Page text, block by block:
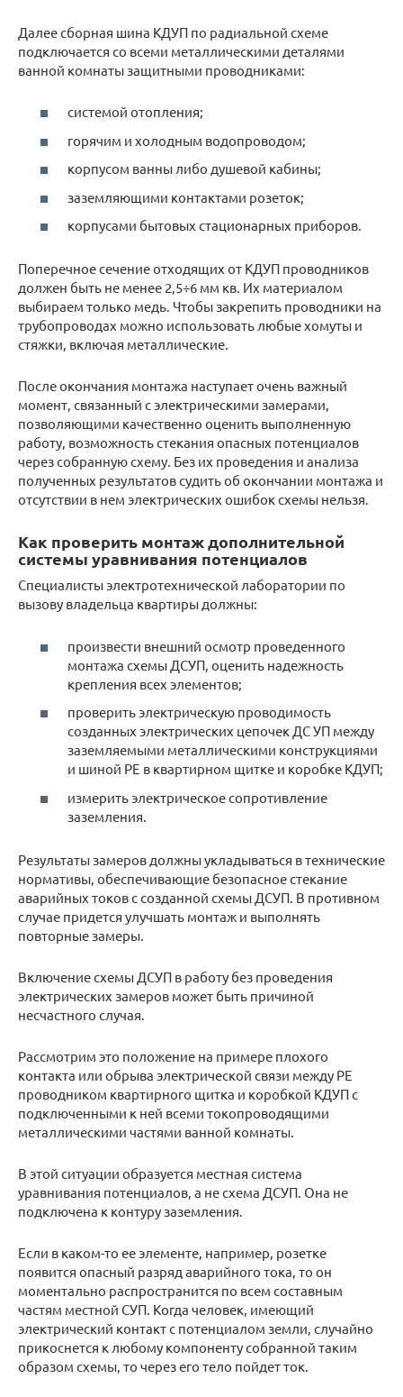
Далее сборная шина КДУП по радиальной схеме
подключается со всеми металлическими деталями
ванной комнаты защитными проводниками:
системой отопления;
горячим и холодным водопроводом;
корпусом ванны либо душевой кабины;
заземляющими контактами розеток;
корпусами бытовых стационарных приборов.
Поперечное сечение отходящих от КДУП проводников
должен быть не менее 2,5÷6 мм кв. Их материалом
выбираем только медь. Чтобы закрепить проводники на
трубопроводах можно использовать любые хомуты и
стяжки, включая металлические.
После окончания монтажа наступает очень важный
момент, связанный с электрическими замерами,
позволяющими качественно оценить выполненную
работу, возможность стекания опасных потенциалов
через собранную схему. Без их проведения и анализа
полученных результатов судить об окончании монтажа и
отсутствии в нем электрических ошибок схемы нельзя.
Как проверить монтаж дополнительной
системы уравнивания потенциалов
Специалисты электротехнической лаборатории по
вызову владельца квартиры должны:
произвести внешний осмотр проведенного
монтажа схемы ДСУП, оценить надежность
крепления всех элементов;
проверить электрическую проводимость
созданных электрических цепочек ДС УП между
заземляемыми металлическими конструкциями
и шиной РЕ в квартирном щитке и коробке КДУП;
измерить электрическое сопротивление
заземления.
Результаты замеров должны укладываться в технические
нормативы, обеспечивающие безопасное стекание
аварийных токов с созданной схемы ДСУП. В противном
случае придется улучшать монтаж и выполнять
повторные замеры.
Включение схемы ДСУП в работу без проведения
электрических замеров может быть причиной
несчастного случая.
Рассмотрим это положение на примере плохого
контакта или обрыва электрической связи между РЕ
проводником квартирного щитка и коробкой КДУП с
подключенными к ней всеми токопроводящими
металлическими частями ванной комнаты.
В этой ситуации образуется местная система
уравнивания потенциалов, а не схема ДСУП. Она не
подключена к контуру заземления.
Если в каком-то ее элементе, например, розетке
появится опасный разряд аварийного тока, то он
моментально распространится по всем составным
частям местной СУП. Когда человек, имеющий
электрический контакт с потенциалом земли, случайно
прикоснется к любому компоненту собранной таким
образом схемы, то через его тело пойдет ток.